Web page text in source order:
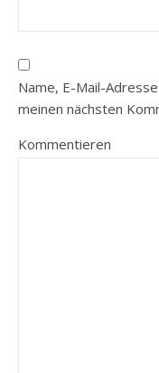
Name, E-Mail-
meinen nächsten
Kommentieren